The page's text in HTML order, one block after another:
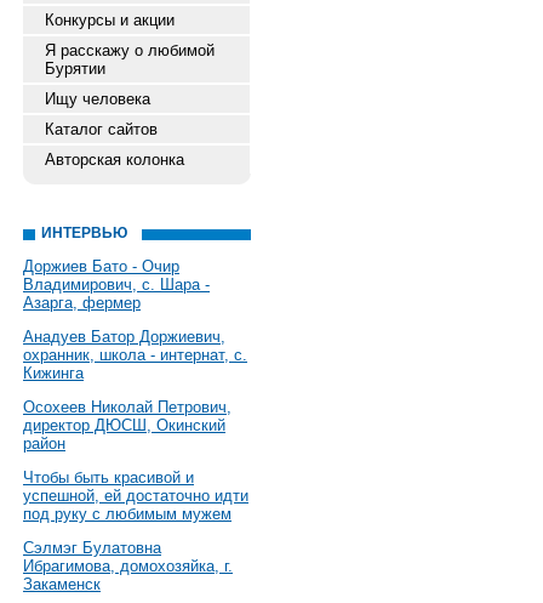
Конкурсы и акции
Я расскажу о любимой
Бурятии
Ищу человека
Каталог сайтов
Авторская колонка
ИНТЕРВЬЮ
Доржиев Бато - Очир
Владимирович, с. Шара -
Азарга, фермер
Анадуев Батор Доржиевич,
охранник, школа - интернат, с.
Кижинга
Осохеев Николай Петрович,
директор ДЮСШ, Окинский
район
Чтобы быть красивой и
успешной, ей достаточно идти
под руку с любимым мужем
Сэлмэг Булатовна
Ибрагимова, домохозяйка, г.
Закаменск